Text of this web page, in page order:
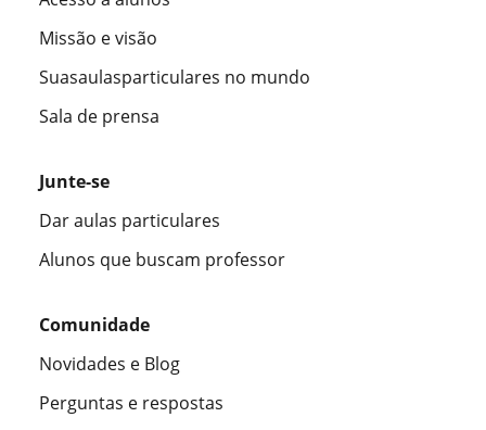
Missão e visão
Suasaulasparticulares no mundo
Sala de prensa
Junte-se
Dar aulas particulares
Alunos que buscam professor
Comunidade
Novidades e Blog
Perguntas e respostas